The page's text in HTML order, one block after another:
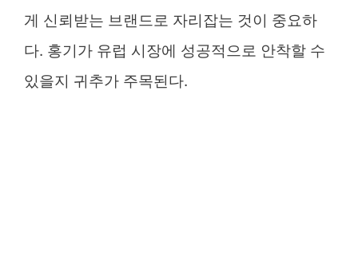
게 신뢰받는 브랜드로 자리잡는 것이 중요하
다. 홍기가 유럽 시장에 성공적으로 안착할 수
있을지 귀추가 주목된다.